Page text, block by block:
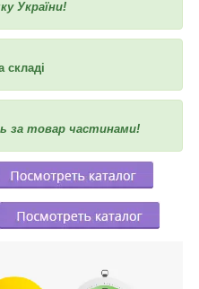
України!
складі
за товар частинами!